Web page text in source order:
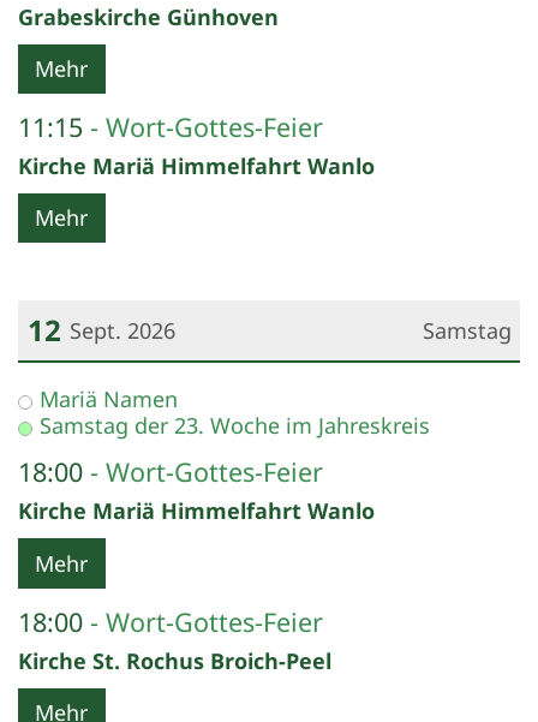
Grabeskirche Günhoven
Mehr
11:15 Wort-Gottes-Feier
Kirche Mariä Himmelfahrt Wanlo
Mehr
Samstag
12 Sept. 2026
Datum: 12. September 2026
Mariä Namen
Samstag der 23. Woche im Jahreskreis
18:00 Wort-Gottes-Feier
Kirche Mariä Himmelfahrt Wanlo
Mehr
18:00 Wort-Gottes-Feier
Kirche St. Rochus Broich-Peel
Mehr